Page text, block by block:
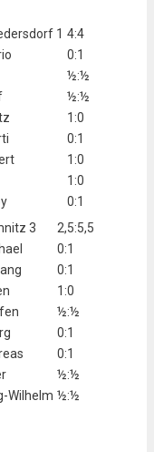
1 4:4
0:1
½:½
½:½
1:0
0:1
1:0
1:0
0:1
3
2,5:5,5
0:1
0:1
1:0
½:½
0:1
0:1
½:½
Wilhelm ½:½